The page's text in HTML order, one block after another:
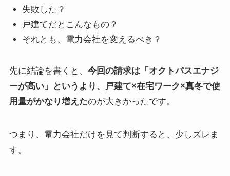
失敗した？
戸建てだとこんなもの？
それとも、電力会社を変えるべき？
先に結論を書くと、 今回の請求は「オクトパスエナジ
ーが高い」というより、戸建て×在宅ワーク×真冬で使
用量がかなり増えたのが大きかったです。
つまり、電力会社だけを見て判断すると、少しズレま
す。